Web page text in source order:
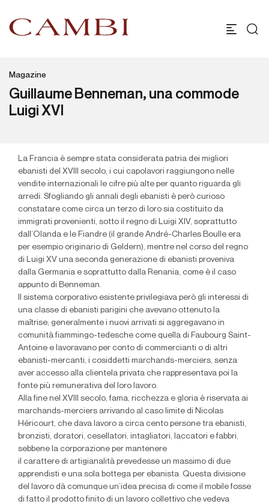
Magazine
Guillaume Benneman, una commode
Luigi XVI
La Francia è sempre stata considerata patria dei migliori
ebanisti del XVIII secolo, i cui capolavori raggiungono nelle
vendite internazionali le cifre più alte per quanto riguarda gli
arredi. Sfogliando gli annali degli ebanisti è però curioso
constatare come circa un terzo di loro sia costituito da
immigrati provenienti, sotto il regno di Luigi XIV, soprattutto
dall’Olanda e le Fiandre (il grande André-Charles Boulle era
per esempio originario di Geldern), mentre nel corso del regno
di Luigi XV una seconda generazione di ebanisti proveniva
dalla Germania e soprattutto dalla Renania, come è il caso
appunto di Benneman.
Il sistema corporativo esistente privilegiava però gli interessi di
una classe di ebanisti parigini che avevano ottenuto la
maîtrise; generalmente i nuovi arrivati si aggregavano in
comunità fiammingo-tedesche come quella di Faubourg Saint-
Antoine e lavoravano per conto di commercianti o di altri
ebanisti-mercanti, i cosiddetti marchands-merciers, senza
aver accesso alla clientela privata che rappresentava poi la
fonte più remunerativa del loro lavoro.
Alla fine nel XVIII secolo, fama, ricchezza e gloria è riservata ai
marchands-merciers arrivando al caso limite di Nicolas
Héricourt, che dava lavoro a circa cento persone tra ebanisti,
bronzisti, doratori, cesellatori, intagliatori, laccatori e fabbri,
sebbene la corporazione per mantenere
il carattere di artigianalità prevedesse un massimo di due
apprendisti e una sola bottega per ebanista. Questa divisione
del lavoro dà comunque un’idea precisa di come il mobile fosse
di fatto il prodotto finito di un lavoro collettivo che vedeva